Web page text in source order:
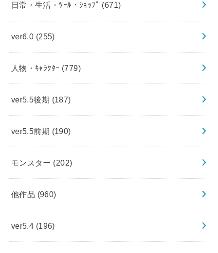
日常・生活・ﾂｰﾙ・ｼｮｯﾌﾟ (671)
ver6.0 (255)
人物・ｷｬﾗｸﾀｰ (779)
ver5.5後期 (187)
ver5.5前期 (190)
モンスター (202)
他作品 (960)
ver5.4 (196)